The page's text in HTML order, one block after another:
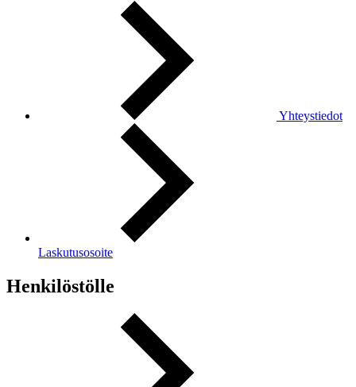
Yhteystiedot
Laskutusosoite
Henkilöstölle